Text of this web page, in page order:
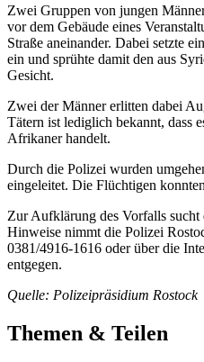
Zwei Gruppen von jungen
vor dem Gebäude eines
Straße aneinander. Dabei setzte
ein und sprühte damit den aus
Gesicht.
Zwei der Männer erlitten dabei
Tätern ist lediglich bekannt, dass
Afrikaner handelt.
Durch die Polizei wurden
eingeleitet. Die Flüchtigen
Zur Aufklärung des Vorfalls
Hinweise nimmt die Polizei
0381/4916-1616 oder über die
entgegen.
Quelle: Polizeipräsidium Rostock
Themen & Teilen